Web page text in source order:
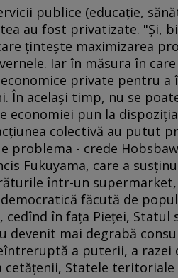
publice (educaţie,
au fost privatizate. "Şi,
ţinteşte maximizarea
Iar în măsura în
private pentru
În acelaşi timp, nu se
economiei pun la
colectivă au putut
problema - crede
Fukuyama, care a
într-un
făcută de
în faţa Pieţei, Statul
devenit mai degrabă
a puterii, a razei
cetăţenii, Statele